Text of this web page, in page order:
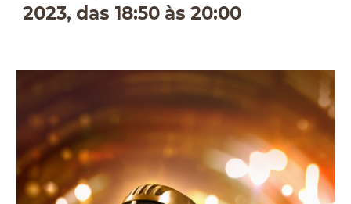
2023, das 18:50 às 20:00